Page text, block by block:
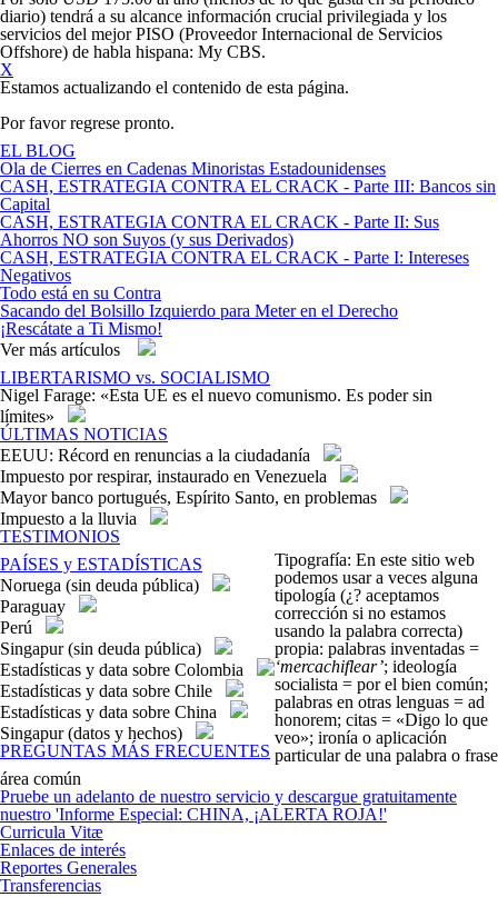
diario) tendrá a su alcance información crucial privilegiada y los
servicios del mejor PISO (Proveedor Internacional de Servicios
Offshore) de habla hispana: My CBS.
X
Estamos actualizando el contenido de esta página.
Por favor regrese pronto.
EL BLOG
Ola de Cierres en Cadenas Minoristas Estadounidenses
CASH, ESTRATEGIA CONTRA EL CRACK - Parte III: Bancos sin
Capital
CASH, ESTRATEGIA CONTRA EL CRACK - Parte II: Sus
Ahorros NO son Suyos (y sus Derivados)
CASH, ESTRATEGIA CONTRA EL CRACK - Parte I: Intereses
Negativos
Todo está en su Contra
Sacando del Bolsillo Izquierdo para Meter en el Derecho
¡Rescátate a Ti Mismo!
Ver más artículos
LIBERTARISMO vs. SOCIALISMO
Nigel Farage: «Esta UE es el nuevo comunismo. Es poder sin
límites»
ÚLTIMAS NOTICIAS
EEUU: Récord en renuncias a la ciudadanía
Impuesto por respirar, instaurado en Venezuela
Mayor banco portugués, Espírito Santo, en problemas
Impuesto a la lluvia
TESTIMONIOS
PAÍSES y ESTADÍSTICAS
Noruega (sin deuda pública)
Paraguay
Perú
Singapur (sin deuda pública)
Estadísticas y data sobre Colombia
Estadísticas y data sobre Chile
Estadísticas y data sobre China
Singapur (datos y hechos)
PREGUNTAS MÁS FRECUENTES
área común
Pruebe un adelanto de nuestro servicio y descargue gratuitamente
nuestro 'Informe Especial: CHINA, ¡ALERTA ROJA!'
Curricula Vitæ
Enlaces de interés
Reportes Generales
Transferencias
Tipografía: En este sitio web
podemos usar a veces alguna
tipología (¿? aceptamos
corrección si no estamos
usando la palabra correcta)
propia: palabras inventadas =
‘mercachiflear’; ideología
socialista = por el bien común;
palabras en otras lenguas = ad
honorem; citas = «Digo lo que
veo»; ironía o aplicación
particular de una palabra o frase